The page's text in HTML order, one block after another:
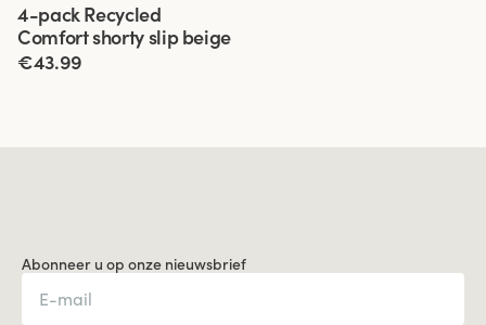
4-pack Recycled
Comfort shorty slip beige
€43.99
Abonneer u op onze nieuwsbrief